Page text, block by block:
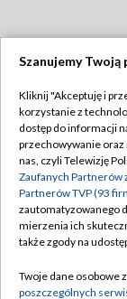
Abonament
Emisja w TVP
Centrum
Naziemna
Rada
Szanujemy Twoją
Kliknij "Akceptuję i
korzystanie z
dostęp do informacji
przechowywanie oraz
nas, czyli Telewizję
Zaufanych Partnerów
Partnerów TVP (93
zautomatyzowanego
mierzenia ich
także zgody na
Twoje dane osobowe
poszczególnych